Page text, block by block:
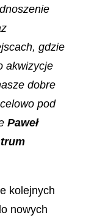
gdzie
akwizycje
dobre
pod
Paweł
kolejnych
nowych